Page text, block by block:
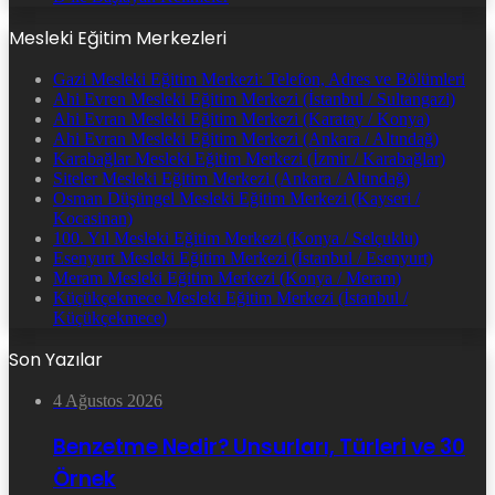
Mesleki Eğitim Merkezleri
Gazi Mesleki Eğitim Merkezi: Telefon, Adres ve Bölümleri
Ahi Evren Mesleki Eğitim Merkezi (İstanbul / Sultangazi)
Ahi Evran Mesleki Eğitim Merkezi (Karatay / Konya)
Ahi Evran Mesleki Eğitim Merkezi (Ankara / Altındağ)
Karabağlar Mesleki Eğitim Merkezi (İzmir / Karabağlar)
Siteler Mesleki Eğitim Merkezi (Ankara / Altındağ)
Osman Düşüngel Mesleki Eğitim Merkezi (Kayseri /
Kocasinan)
100. Yıl Mesleki Eğitim Merkezi (Konya / Selçuklu)
Esenyurt Mesleki Eğitim Merkezi (İstanbul / Esenyurt)
Meram Mesleki Eğitim Merkezi (Konya / Meram)
Küçükçekmece Mesleki Eğitim Merkezi (İstanbul /
Küçükçekmece)
Son Yazılar
4 Ağustos 2026
Benzetme Nedir? Unsurları, Türleri ve 30
Örnek